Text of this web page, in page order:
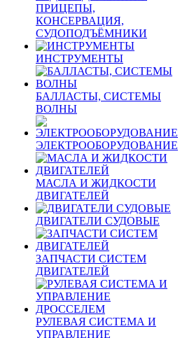
ПРИЦЕПЫ,
КОНСЕРВАЦИЯ,
СУДОПОДЪЁМНИКИ
ИНСТРУМЕНТЫ
БАЛЛАСТЫ, СИСТЕМЫ
ВОЛНЫ
ЭЛЕКТРООБОРУДОВАНИЕ
МАСЛА И ЖИДКОСТИ
ДВИГАТЕЛЕЙ
ДВИГАТЕЛИ СУДОВЫЕ
ЗАПЧАСТИ СИСТЕМ
ДВИГАТЕЛЕЙ
РУЛЕВАЯ СИСТЕМА И
УПРАВЛЕНИЕ